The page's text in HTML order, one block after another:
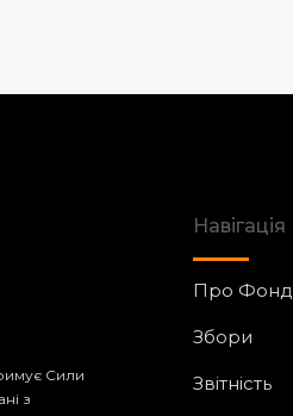
Сили
з
Навігація
Про Фонд
Збори
Звітність